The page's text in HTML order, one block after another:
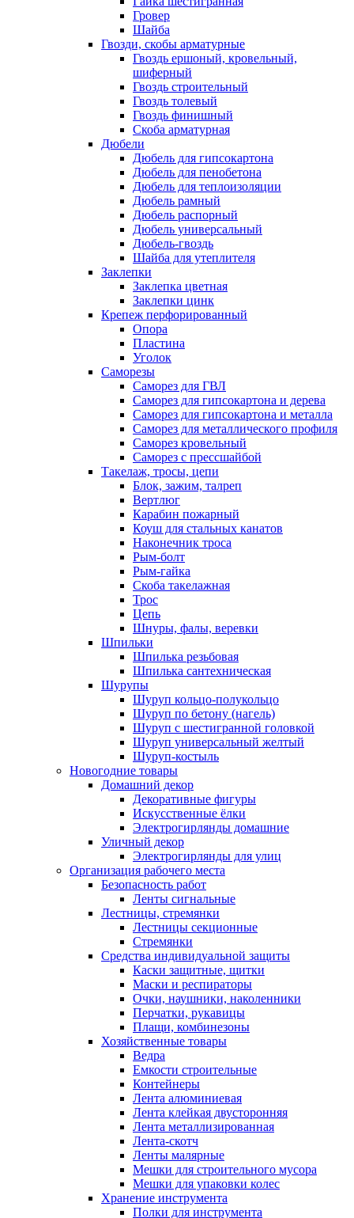
Гровер
Шайба
Гвозди, скобы арматурные
Гвоздь ершоный, кровельный,
шиферный
Гвоздь строительный
Гвоздь толевый
Гвоздь финишный
Скоба арматурная
Дюбели
Дюбель для гипсокартона
Дюбель для пенобетона
Дюбель для теплоизоляции
Дюбель рамный
Дюбель распорный
Дюбель универсальный
Дюбель-гвоздь
Шайба для утеплителя
Заклепки
Заклепка цветная
Заклепки цинк
Крепеж перфорированный
Опора
Пластина
Уголок
Саморезы
Саморез для ГВЛ
Саморез для гипсокартона и дерева
Саморез для гипсокартона и металла
Саморез для металлического профиля
Саморез кровельный
Саморез с прессшайбой
Такелаж, тросы, цепи
Блок, зажим, талреп
Вертлюг
Карабин пожарный
Коуш для стальных канатов
Наконечник троса
Рым-болт
Рым-гайка
Скоба такелажная
Трос
Цепь
Шнуры, фалы, веревки
Шпильки
Шпилька резьбовая
Шпилька сантехническая
Шурупы
Шуруп кольцо-полукольцо
Шуруп по бетону (нагель)
Шуруп с шестигранной головкой
Шуруп универсальный желтый
Шуруп-костыль
Новогодние товары
Домашний декор
Декоративные фигуры
Искусственные ёлки
Электрогирлянды домашние
Уличный декор
Электрогирлянды для улиц
Организация рабочего места
Безопасность работ
Ленты сигнальные
Лестницы, стремянки
Лестницы секционные
Стремянки
Средства индивидуальной защиты
Каски защитные, щитки
Маски и респираторы
Очки, наушники, наколенники
Перчатки, рукавицы
Плащи, комбинезоны
Хозяйственные товары
Ведра
Емкости строительные
Контейнеры
Лента алюминиевая
Лента клейкая двусторонняя
Лента металлизированная
Лента-скотч
Ленты малярные
Мешки для строительного мусора
Мешки для упаковки колес
Хранение инструмента
Полки для инструмента